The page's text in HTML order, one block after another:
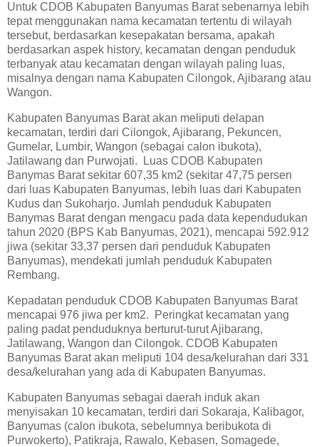
Untuk CDOB Kabupaten Banyumas Barat sebenarnya lebih
tepat menggunakan nama kecamatan tertentu di wilayah
tersebut, berdasarkan kesepakatan bersama, apakah
berdasarkan aspek history, kecamatan dengan penduduk
terbanyak atau kecamatan dengan wilayah paling luas,
misalnya dengan nama Kabupaten Cilongok, Ajibarang atau
Wangon.
Kabupaten Banyumas Barat akan meliputi delapan
kecamatan, terdiri dari Cilongok, Ajibarang, Pekuncen,
Gumelar, Lumbir, Wangon (sebagai calon ibukota),
Jatilawang dan Purwojati. Luas CDOB Kabupaten
Banymas Barat sekitar 607,35 km2 (sekitar 47,75 persen
dari luas Kabupaten Banyumas, lebih luas dari Kabupaten
Kudus dan Sukoharjo. Jumlah penduduk Kabupaten
Banymas Barat dengan mengacu pada data kependudukan
tahun 2020 (BPS Kab Banyumas, 2021), mencapai 592.912
jiwa (sekitar 33,37 persen dari penduduk Kabupaten
Banyumas), mendekati jumlah penduduk Kabupaten
Rembang.
Kepadatan penduduk CDOB Kabupaten Banyumas Barat
mencapai 976 jiwa per km2. Peringkat kecamatan yang
paling padat penduduknya berturut-turut Ajibarang,
Jatilawang, Wangon dan Cilongok. CDOB Kabupaten
Banyumas Barat akan meliputi 104 desa/kelurahan dari 331
desa/kelurahan yang ada di Kabupaten Banyumas.
Kabupaten Banyumas sebagai daerah induk akan
menyisakan 10 kecamatan, terdiri dari Sokaraja, Kalibagor,
Banyumas (calon ibukota, sebelumnya beribukota di
Purwokerto), Patikraja, Rawalo, Kebasen, Somagede,